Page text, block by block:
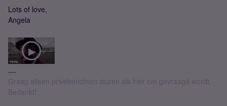
Lots of love,
Angela
Graag alleen privéberichten sturen als hier om gevraagd wordt.
Bedankt!